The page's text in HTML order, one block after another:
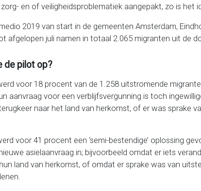
en of veiligheidsproblematiek aangepakt, zo is het
2019 van start in de gemeenten Amsterdam,
afgelopen juli namen in totaal 2.065 migranten uit de
de pilot op?
voor 18 procent van de 1.258 uitstromende
aanvraag voor een verblijfsvergunning is toch
naar het land van herkomst, of er was sprake
voor 41 procent een ‘semi-bestendige’ oplossing
asielaanvraag in; bijvoorbeeld omdat er iets
land van herkomst, of omdat er sprake was van